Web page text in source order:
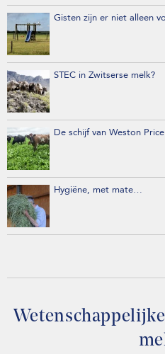
Gisten zijn er niet alleen
STEC in Zwitserse melk?
De schijf van Weston Price
Hygiëne, met mate…